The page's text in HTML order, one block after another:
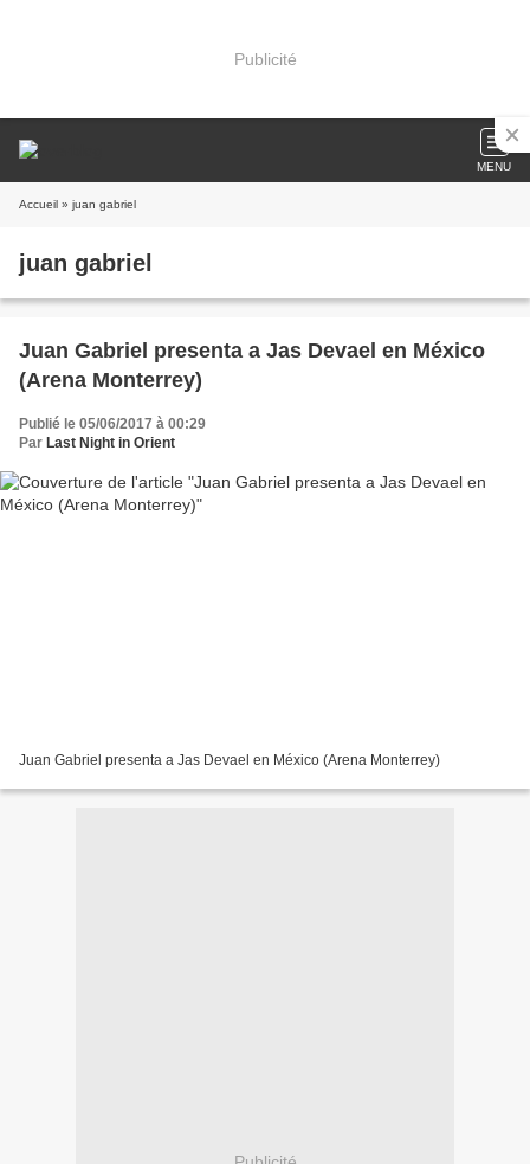
Publicité
MENU
Accueil » juan gabriel
juan gabriel
Juan Gabriel presenta a Jas Devael en México
(Arena Monterrey)
Publié le 05/06/2017 à 00:29
Par Last Night in Orient
Juan Gabriel presenta a Jas Devael en México (Arena Monterrey)